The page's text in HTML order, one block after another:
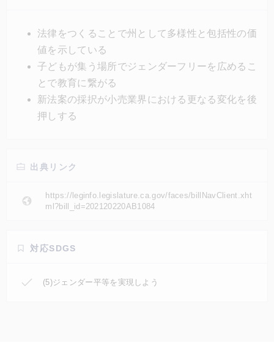
が、その他に「みんな用おもちゃ売り場」をつくりま
しょう、ということだ。
法律をつくることで州として多様性と包括性の価
値を示している
子どもが集う場所でジェンダーフリーを広めるこ
とで教育に繋がる
新法案の採択が小売業界における更なる変化を後
押しする
出典リンク
https://leginfo.legislature.ca.gov/faces/billNavClient.xht
ml?bill_id=202120220AB1084
対応SDGS
(5)ジェンダー平等を実現しよう